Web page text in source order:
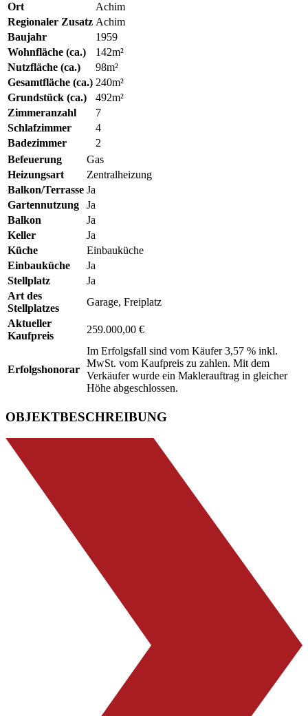
Ort
Achim
Regionaler Zusatz Achim
Baujahr
1959
Wohnfläche (ca.)
142m²
Nutzfläche (ca.)
98m²
Gesamtfläche (ca.) 240m²
Grundstück (ca.)
492m²
Zimmeranzahl
7
Schlafzimmer
4
Badezimmer
2
Befeuerung
Gas
Heizungsart
Zentralheizung
Balkon/Terrasse Ja
Gartennutzung
Ja
Balkon
Ja
Keller
Ja
Küche
Einbauküche
Einbauküche
Ja
Stellplatz
Ja
Art des
Stellplatzes
Garage, Freiplatz
Aktueller
Kaufpreis
259.000,00 €
Erfolgshonorar
Im Erfolgsfall sind vom Käufer 3,57 % inkl.
MwSt. vom Kaufpreis zu zahlen. Mit dem
Verkäufer wurde ein Maklerauftrag in gleicher
Höhe abgeschlossen.
OBJEKTBESCHREIBUNG